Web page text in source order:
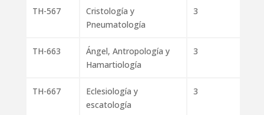
TH-567
Cristología y
Pneumatología
3
TH-663
Ángel, Antropología y
Hamartiología
3
TH-667
Eclesiología y
escatología
3